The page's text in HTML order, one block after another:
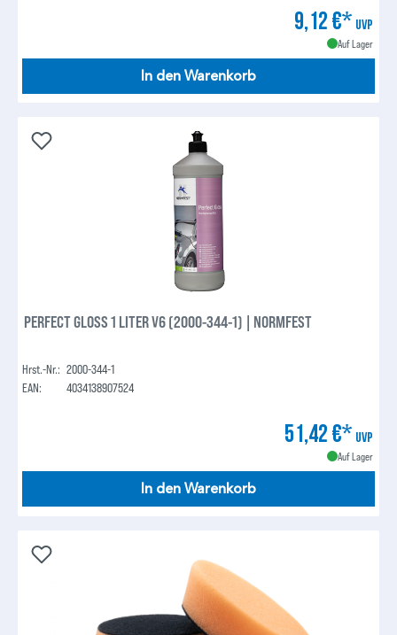
9,12 €* UVP
Auf Lager
In den Warenkorb
PERFECT GLOSS 1 LITER V6 (2000-344-1) | NORMFEST
Hrst.-Nr.: 2000-344-1
EAN:
4034138907524
51,42 €* UVP
Auf Lager
In den Warenkorb